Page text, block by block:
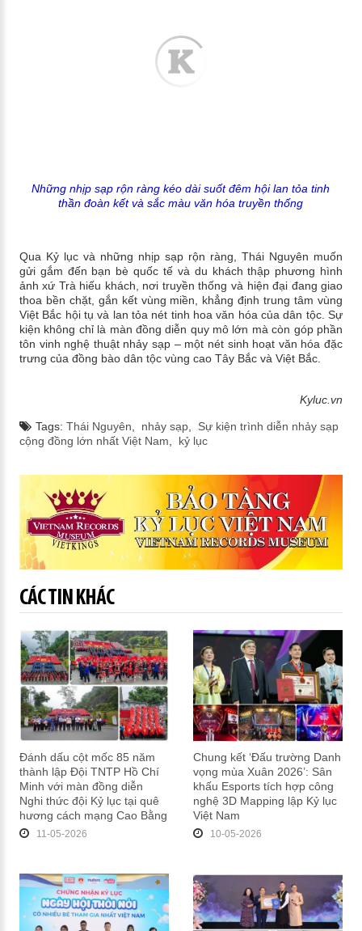
Những nhịp sạp rộn ràng kéo dài suốt đêm hội lan tỏa tinh
thần đoàn kết và sắc màu văn hóa truyền thống
Qua Kỷ lục và những nhịp sạp rộn ràng, Thái Nguyên muốn
gửi gắm đến bạn bè quốc tế và du khách thập phương hình
ảnh xứ Trà hiếu khách, nơi truyền thống và hiện đại đang giao
thoa bền chặt, gắn kết vùng miền, khẳng định trung tâm vùng
Việt Bắc hội tụ và lan tỏa nét tinh hoa văn hóa của dân tộc. Sự
kiện không chỉ là màn đồng diễn quy mô lớn mà còn góp phần
tôn vinh nghệ thuật nhảy sạp – một nét sinh hoạt văn hóa đặc
trưng của đồng bào dân tộc vùng cao Tây Bắc và Việt Bắc.
Kyluc.vn
Tags: Thái Nguyên nhảy sạp, Sự kiện trình diễn nhảy sạp
cộng đồng lớn nhất Việt Nam
kỷ lục
CÁC TIN KHÁC
Đánh dấu cột mốc 85 năm
thành lập Đội TNTP Hồ Chí
Minh với màn đồng diễn
Nghi thức đội Kỷ lục tại quê
hương cách mạng Cao Bằng
11-05-2026
Chung kết ‘Đấu trường Danh
vọng mùa Xuân 2026’: Sân
khấu Esports tích hợp công
nghệ 3D Mapping lập Kỷ lục
Việt Nam
10-05-2026